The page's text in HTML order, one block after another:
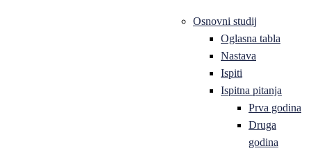
Osnovni studij
Oglasna tabla
Nastava
Ispiti
Ispitna pitanja
Prva godina
Druga
godina